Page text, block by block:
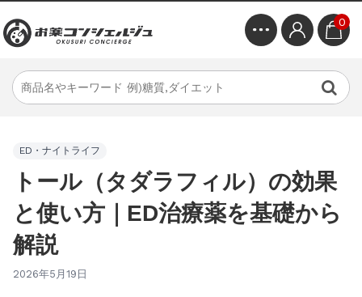
0
ED・ナイトライフ
トール（タダラフィル）の効果
と使い方｜ED治療薬を基礎から
解説
2026年5月19日